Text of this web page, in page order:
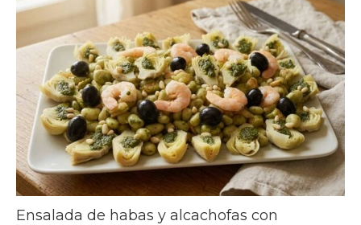
Ensalada de habas y alcachofas con